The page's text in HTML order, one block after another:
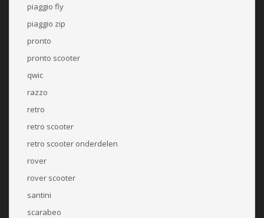
piaggio fly
piaggio zip
pronto
pronto scooter
qwic
razzo
retro
retro scooter
retro scooter onderdelen
rover
rover scooter
santini
scarabeo